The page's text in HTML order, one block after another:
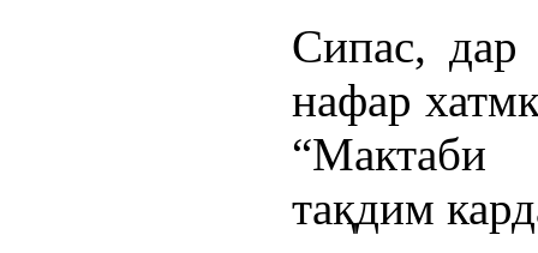
Сипас, дар
нафар
тақдим